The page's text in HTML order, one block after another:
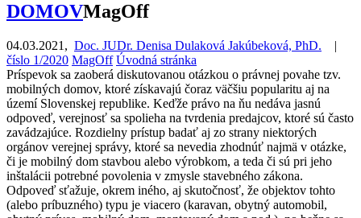
DOMOVMagOff
04.03.2021 , Doc. JUDr. Denisa Dulaková Jakúbeková, PhD. |
číslo 1/2020 MagOff Úvodná stránka
Príspevok sa zaoberá diskutovanou otázkou o právnej povahe tzv.
mobilných domov, ktoré získavajú čoraz väčšiu popularitu aj na
území Slovenskej republike. Keďže právo na ňu nedáva jasnú
odpoveď, verejnosť sa spolieha na tvrdenia predajcov, ktoré sú často
zavádzajúce. Rozdielny prístup badať aj zo strany niektorých
orgánov verejnej správy, ktoré sa nevedia zhodnúť najmä v otázke,
či je mobilný dom stavbou alebo výrobkom, a teda či sú pri jeho
inštalácii potrebné povolenia v zmysle stavebného zákona.
Odpoveď sťažuje, okrem iného, aj skutočnosť, že objektov tohto
(alebo príbuzného) typu je viacero (karavan, obytný automobil,